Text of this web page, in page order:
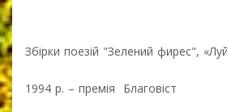
Збірки поезій "Зелений фирес",
1994 р. – премія Благовіст